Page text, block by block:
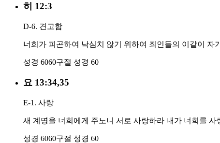
히 12:3
D-6. 견고함
너희가 피곤하여 낙심치 않기 위하여 죄인들의 이같이 자
성경 6060구절 성경 60
요 13:34,35
E-1. 사랑
새 계명을 너희에게 주노니 서로 사랑하라 내가 너희를
성경 6060구절 성경 60